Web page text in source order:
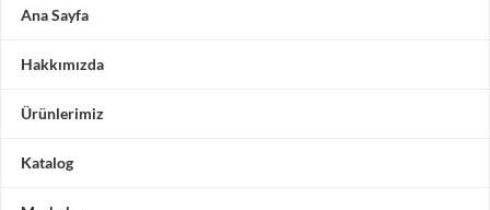
Ana Sayfa
Hakkımızda
Ürünlerimiz
Katalog